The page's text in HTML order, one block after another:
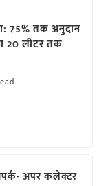
75% तक अनुदान
20 लीटर तक
अपर कलेक्टर